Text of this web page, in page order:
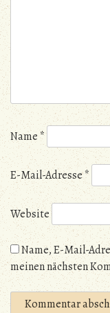
Name*
E-Mail-Adresse*
Website
Name, E-Mail-
meinen nächsten